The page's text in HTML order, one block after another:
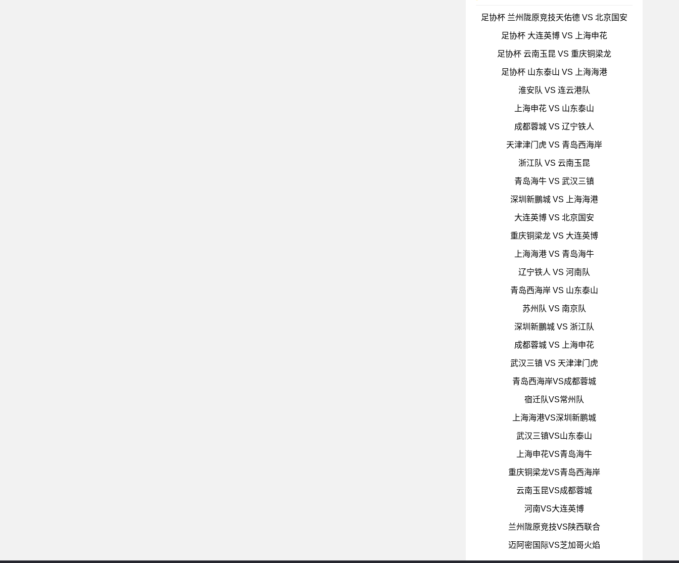
足协杯 兰州陇原竞技天佑德 VS 北京国安
足协杯 大连英博 VS 上海申花
足协杯 云南玉昆 VS 重庆铜梁龙
足协杯 山东泰山 VS 上海海港
淮安队 VS 连云港队
上海申花 VS 山东泰山
成都蓉城 VS 辽宁铁人
天津津门虎 VS 青岛西海岸
浙江队 VS 云南玉昆
青岛海牛 VS 武汉三镇
深圳新鵬城 VS 上海海港
大连英博 VS 北京国安
重庆铜梁龙 VS 大连英博
上海海港 VS 青岛海牛
辽宁铁人 VS 河南队
青岛西海岸 VS 山东泰山
苏州队 VS 南京队
深圳新鵬城 VS 浙江队
成都蓉城 VS 上海申花
武汉三镇 VS 天津津门虎
青岛西海岸VS成都蓉城
宿迁队VS常州队
上海海港VS深圳新鹏城
武汉三镇VS山东泰山
上海申花VS青岛海牛
重庆铜梁龙VS青岛西海岸
云南玉昆VS成都蓉城
河南VS大连英博
兰州陇原竞技VS陕西联合
迈阿密国际VS芝加哥火焰